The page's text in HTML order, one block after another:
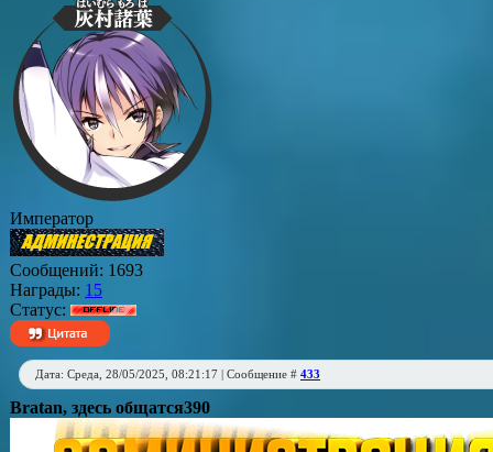
Император
Сообщений: 1693
Награды: 15
Статус:
Дата: Среда, 28/05/2025, 08:21:17 | Сообщение # 433
Bratan, здесь общатся390